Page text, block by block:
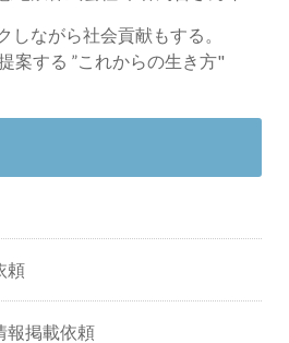
しながら社会貢献もする。
案する ”これからの生き方"
頼
報掲載依頼